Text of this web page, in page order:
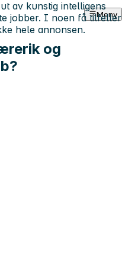
Meny
og
av kunstig intelligens
jobber. I noen få tilfeller
hele annonsen.